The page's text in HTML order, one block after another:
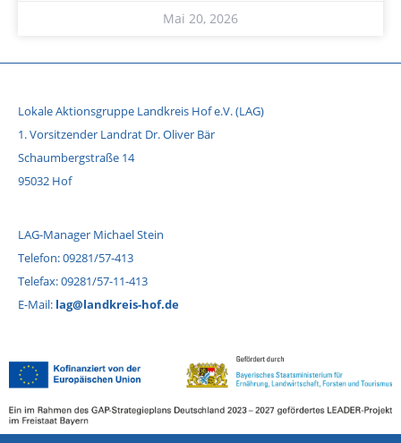
Mai 20, 2026
Lokale Aktionsgruppe Landkreis Hof e.V. (LAG)
1. Vorsitzender Landrat Dr. Oliver Bär
Schaumbergstraße 14
95032 Hof
LAG-Manager Michael Stein
Telefon: 09281/57-413
Telefax: 09281/57-11-413
E-Mail: lag@landkreis-hof.de